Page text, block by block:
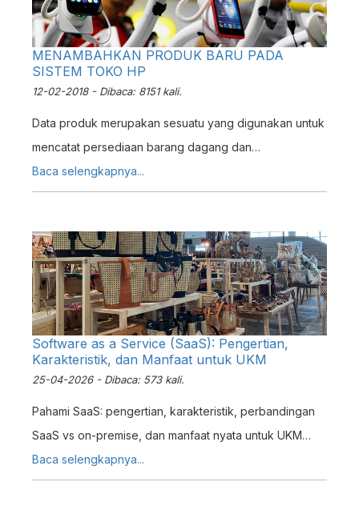
MENAMBAHKAN PRODUK BARU PADA
SISTEM TOKO HP
12-02-2018 - Dibaca: 8151 kali.
Data produk merupakan sesuatu yang digunakan untuk
mencatat persediaan barang dagang dan
transaksi dalam suatu perusahaan.
Baca selengkapnya...
Software as a Service (SaaS): Pengertian,
Karakteristik, dan Manfaat untuk UKM
25-04-2026 - Dibaca: 573 kali.
Pahami SaaS: pengertian, karakteristik, perbandingan
SaaS vs on-premise, dan manfaat nyata untuk UKM
Indonesia dengan platform ERP terintegrasi.
Baca selengkapnya...